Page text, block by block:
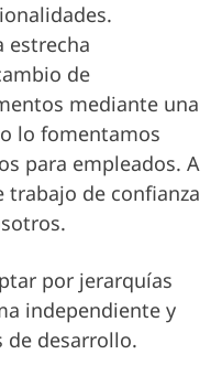
estrecha
de
mediante una
lo fomentamos
para empleados. A
trabajo de confianza
por jerarquías
independiente y
desarrollo.